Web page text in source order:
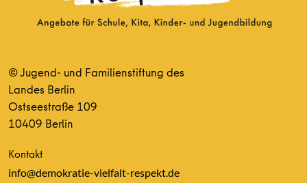
© Jugend- und Familienstiftung des
Landes Berlin
Ostseestraße 109
10409 Berlin
Kontakt
info@demokratie-vielfalt-respekt.de